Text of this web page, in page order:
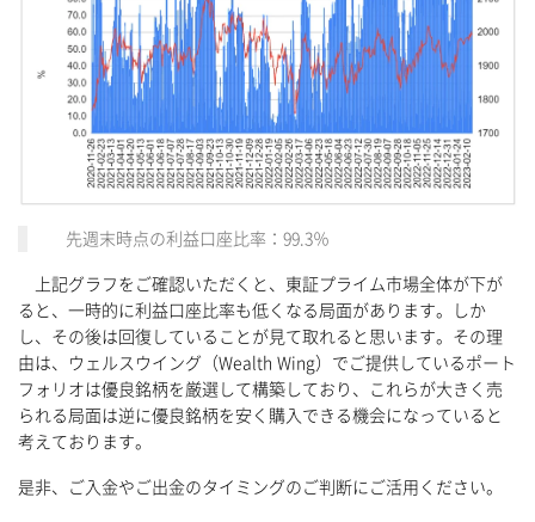
先週末時点の利益口座比率：99.3％
上記グラフをご確認いただくと、東証プライム市場全体が下が
ると、一時的に利益口座比率も低くなる局面があります。しか
し、その後は回復していることが見て取れると思います。その理
由は、ウェルスウイング（Wealth Wing）でご提供しているポート
フォリオは優良銘柄を厳選して構築しており、これらが大きく売
られる局面は逆に優良銘柄を安く購入できる機会になっていると
考えております。
是非、ご入金やご出金のタイミングのご判断にご活用ください。